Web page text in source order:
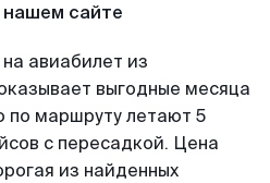
нашем сайте
авиабилет из
выгодные месяца
по маршруту летают 5
с пересадкой. Цена
из найденных